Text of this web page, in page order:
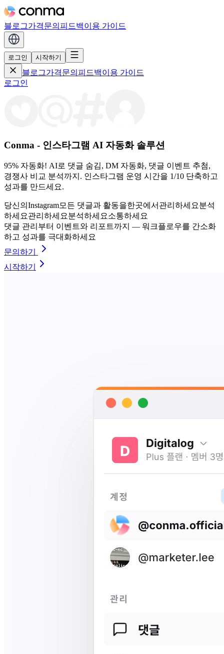
블로그가격문의 피드백이용 가이드
로그인 시작하기
블로그가격문의 피드백이용 가이드
로그인
Conma - 인스타그램 AI 자동화 솔루션
95% 자동화! AI로 댓글 숨김, DM 자동화, 댓글 이벤트 추첨,
경쟁사 비교 분석까지. 인스타그램 운영 시간을 1/10 단축하고
성과를 만드세요.
당신의 Instagram모든 댓글과 활동을한곳에서 관리하세요분석
하세요관리하세요분석하세요소통하세요
댓글 관리부터 이벤트와 리포트까지 — 워크플로우를 간소화
하고 성과를 극대화하세요
문의하기
시작하기